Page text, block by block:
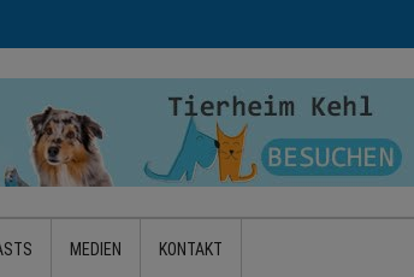
MEDIEN KONTAKT